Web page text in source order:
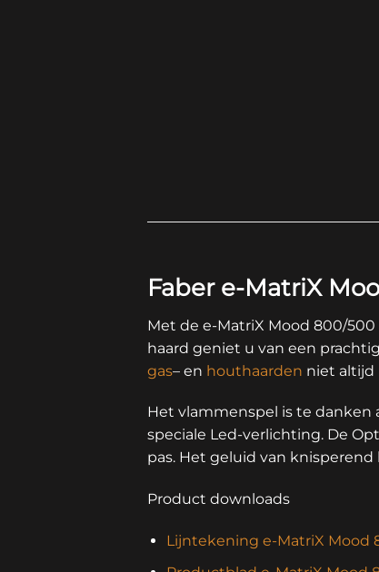
Faber e-MatriX
Met de e-MatriX Mood 800/500
haard geniet u van een
gas– en houthaarden niet altijd
Het vlammenspel is te danken
speciale Led-verlichting. De
pas. Het geluid van
Product downloads
Lijntekening e-MatriX Mood